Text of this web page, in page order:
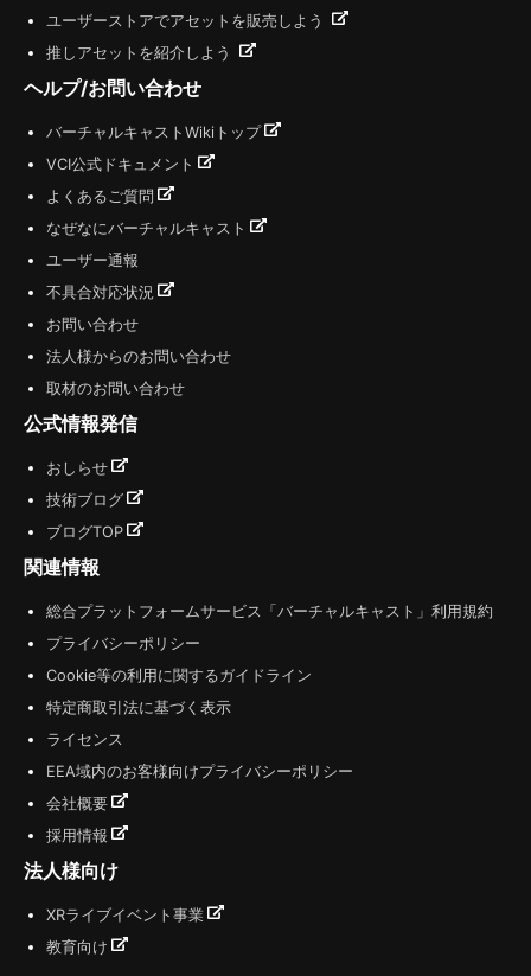
ユーザーストアでアセットを販売しよう
推しアセットを紹介しよう
ヘルプ/お問い合わせ
バーチャルキャストWikiトップ
VCI公式ドキュメント
よくあるご質問
なぜなにバーチャルキャスト
ユーザー通報
不具合対応状況
お問い合わせ
法人様からのお問い合わせ
取材のお問い合わせ
公式情報発信
おしらせ
技術ブログ
ブログTOP
関連情報
総合プラットフォームサービス「バーチャルキャスト」利用規約
プライバシーポリシー
Cookie等の利用に関するガイドライン
特定商取引法に基づく表示
ライセンス
EEA域内のお客様向けプライバシーポリシー
会社概要
採用情報
法人様向け
XRライブイベント事業
教育向け